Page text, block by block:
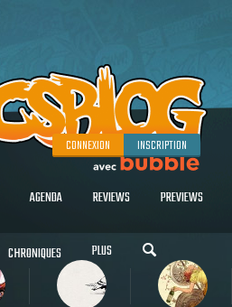
CONNEXION INSCRIPTION
AGENDA REVIEWS PREVIEWS
CHRONIQUES PLUS